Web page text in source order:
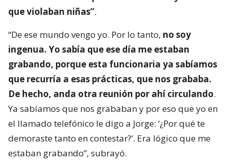
que violaban niñas”.
“De ese mundo vengo yo. Por lo tanto, no soy
ingenua. Yo sabía que ese día me estaban
grabando, porque esta funcionaria ya sabíamos
que recurría a esas prácticas, que nos grababa.
De hecho, anda otra reunión por ahí circulando.
Ya sabíamos que nos grababan y por eso que yo en
el llamado telefónico le digo a Jorge: ‘¿Por qué te
demoraste tanto en contestar?’. Era lógico que me
estaban grabando”, subrayó.